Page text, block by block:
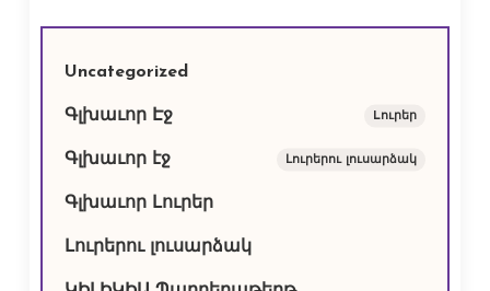
Uncategorized
Գլխաւոր Էջ Lուրեր
Գլխաւոր էջ Լուրերու լուսարձակ
Գլխաւոր Լուրեր
Լուրերու լուսարձակ